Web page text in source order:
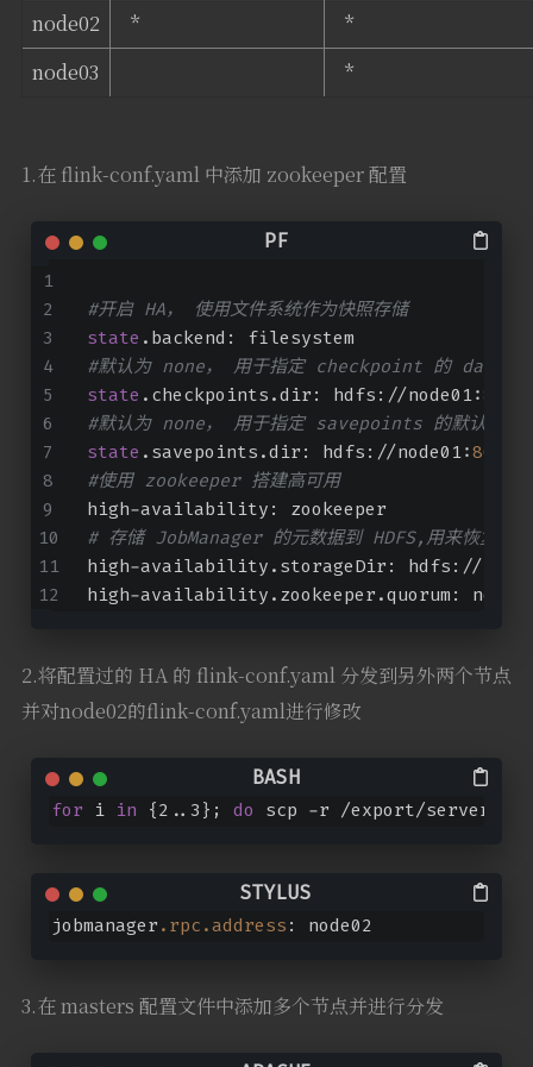
node02
*
*
node03
*
1.在 flink-conf.yaml 中添加 zookeeper 配置
#开启 HA， 使用文件系统作为快照存储
state .backend: filesystem
#默认为 none， 用于指定 checkpoint 的
state .checkpoints.dir: hdfs://node01:8020
#默认为 none， 用于指定 savepoints 的默认目录
state .savepoints.dir: hdfs://node01:8020
#使用 zookeeper 搭建高可用
high-availability: zookeeper
# 存储 JobManager 的元数据到 HDFS,用来恢复
high-availability.storageDir: hdfs://
high-availability.zookeeper.quorum:
2.将配置过的 HA 的 flink-conf.yaml 分发到另外两个节点
并对node02的flink-conf.yaml进行修改
for i in {2..3}; do scp -r /export/servers/
jobmanager .rpc .address : node02
3.在 masters 配置文件中添加多个节点并进行分发